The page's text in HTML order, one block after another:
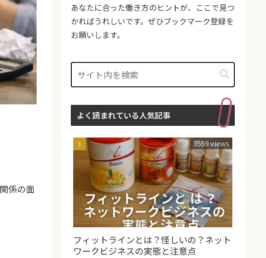
係の面
あなたに合った働き方のヒントが、ここで見つ
かればうれしいです。ぜひブックマーク登録を
お願いします。
よく読まれている人気記事
フィットラインとは？怪しいの？ネット
ワークビジネスの実態と注意点
3559 views